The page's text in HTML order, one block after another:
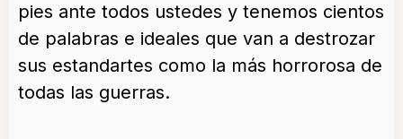
pies ante todos ustedes y tenemos cientos
de palabras e ideales que van a destrozar
sus estandartes como la más horrorosa de
todas las guerras.